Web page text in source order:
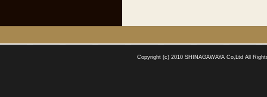
Copyright (c) 2010 SHINAGAWAYA Co,Ltd All